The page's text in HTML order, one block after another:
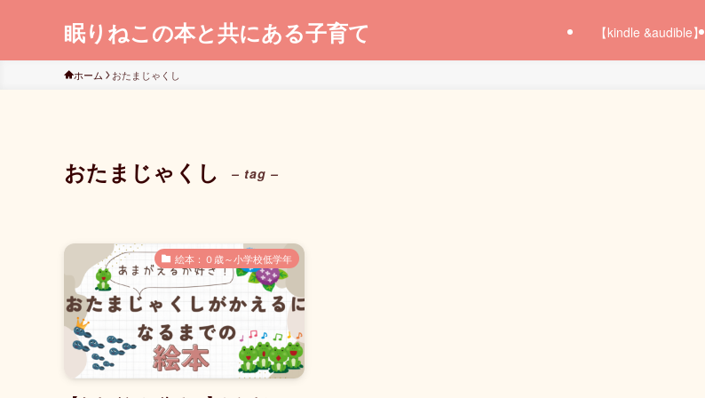
眠りねこの本と共にある子育て 【kindle &audible】
ホーム おたまじゃくし
おたまじゃくし – tag –
絵本：０歳～小学校低学年